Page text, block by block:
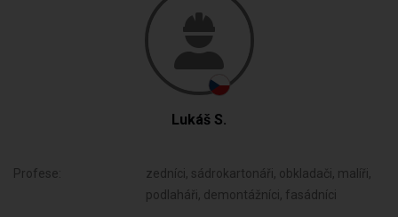
Lukáš S.
Profese:
zedníci, sádrokartonáři, obkladači, malíři,
podlaháři, demontážníci, fasádníci